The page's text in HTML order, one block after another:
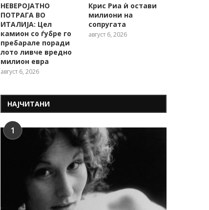
НЕВЕРОЈАТНО
ПОТРАГА ВО
ИТАЛИЈА: Цел
камион со ѓубре го
пребарале поради
лото ливче вредно
милион евра
август 6, 2026
Крис Риа ѝ остави
милиони на
сопругата
август 6, 2026
НАЈЧИТАНИ
1